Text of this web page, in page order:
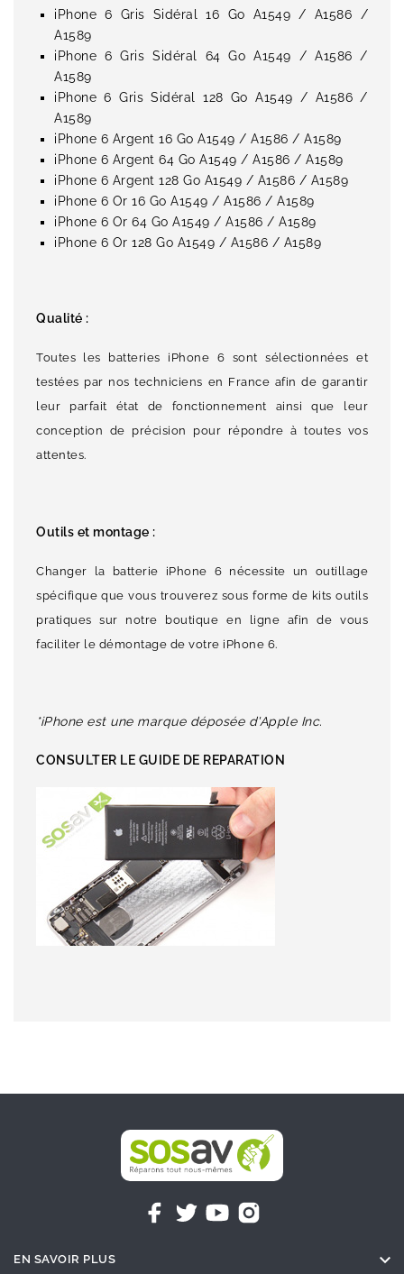
iPhone 6 Gris Sidéral 16 Go A1549 / A1586 /
A1589
iPhone 6 Gris Sidéral 64 Go A1549 / A1586 /
A1589
iPhone 6 Gris Sidéral 128 Go A1549 / A1586 /
A1589
iPhone 6 Argent 16 Go A1549 / A1586 / A1589
iPhone 6 Argent 64 Go A1549 / A1586 / A1589
iPhone 6 Argent 128 Go A1549 / A1586 / A1589
iPhone 6 Or 16 Go A1549 / A1586 / A1589
iPhone 6 Or 64 Go A1549 / A1586 / A1589
iPhone 6 Or 128 Go A1549 / A1586 / A1589
Qualité :
Toutes les batteries iPhone 6 sont sélectionnées et
testées par nos techniciens en France afin de garantir
leur parfait état de fonctionnement ainsi que leur
conception de précision pour répondre à toutes vos
attentes.
Outils et montage :
Changer la batterie iPhone 6 nécessite un outillage
spécifique que vous trouverez sous forme de kits outils
pratiques sur notre boutique en ligne afin de vous
faciliter le démontage de votre iPhone 6.
*iPhone est une marque déposée d'Apple Inc.
CONSULTER LE GUIDE DE REPARATION
EN SAVOIR PLUS 